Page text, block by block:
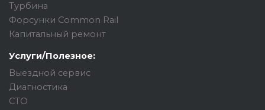
Турбина
Форсунки Common Rail
Капитальный ремонт
Услуги/Полезное:
Выездной сервис
Диагностика
СТО